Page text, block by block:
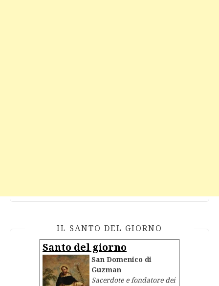
IL SANTO DEL GIORNO
Santo del giorno
San Domenico di
Guzman
Sacerdote e fondatore dei